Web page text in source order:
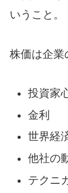
いうこと。
株価は企業
投資家
金利
世界経
他社の
テクニ